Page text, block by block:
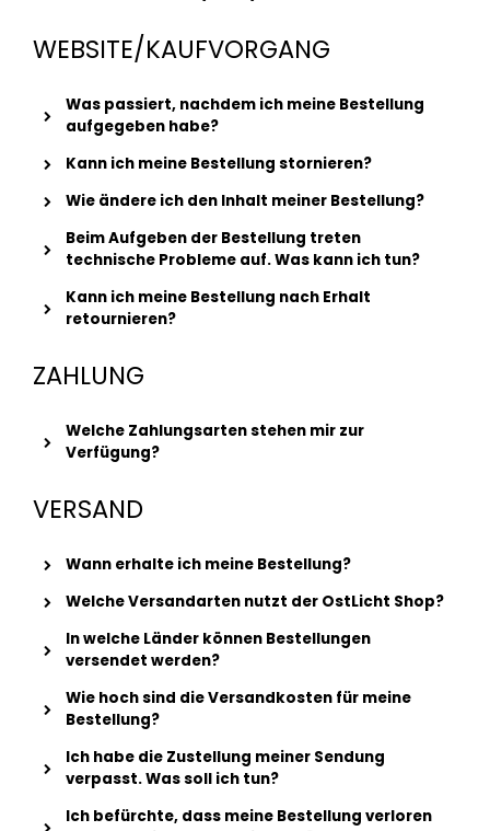
WEBSITE/KAUFVORGANG
Was passiert, nachdem ich meine Bestellung
aufgegeben habe?
Kann ich meine Bestellung stornieren?
Wie ändere ich den Inhalt meiner Bestellung?
Beim Aufgeben der Bestellung treten
technische Probleme auf. Was kann ich tun?
Kann ich meine Bestellung nach Erhalt
retournieren?
ZAHLUNG
Welche Zahlungsarten stehen mir zur
Verfügung?
VERSAND
Wann erhalte ich meine Bestellung?
Welche Versandarten nutzt der OstLicht Shop?
In welche Länder können Bestellungen
versendet werden?
Wie hoch sind die Versandkosten für meine
Bestellung?
Ich habe die Zustellung meiner Sendung
verpasst. Was soll ich tun?
Ich befürchte, dass meine Bestellung verloren